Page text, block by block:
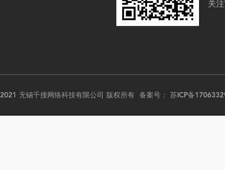
关
无锡千搜网络科技有限公司 版权所有 备案号： 苏ICP备